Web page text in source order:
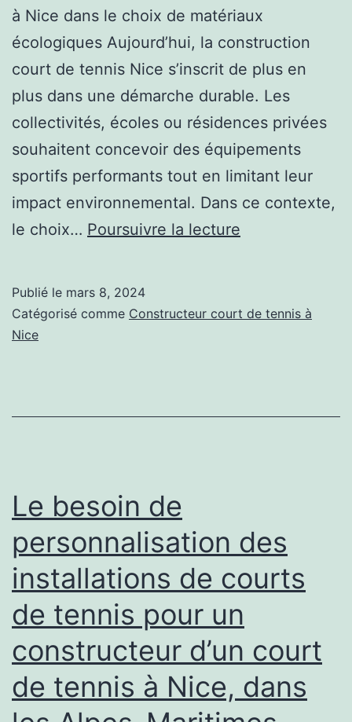
à Nice dans le choix de matériaux
écologiques Aujourd’hui, la construction
court de tennis Nice s’inscrit de plus en
plus dans une démarche durable. Les
collectivités, écoles ou résidences privées
souhaitent concevoir des équipements
sportifs performants tout en limitant leur
impact environnemental. Dans ce contexte,
le choix… Poursuivre la lecture
constructeur
tennis
choix
de
écologiques
Publié le mars 8, 2024
Catégorisé comme Constructeur court de tennis à
Nice
Le besoin de
personnalisation des
installations de courts
de tennis pour un
constructeur d’un court
de tennis à Nice, dans